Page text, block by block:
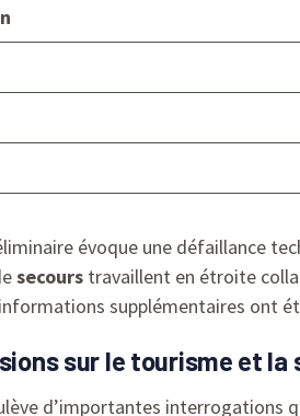
évoque une défaillance
secours travaillent en étroite
supplémentaires ont
sur le tourisme et
d’importantes interrogations